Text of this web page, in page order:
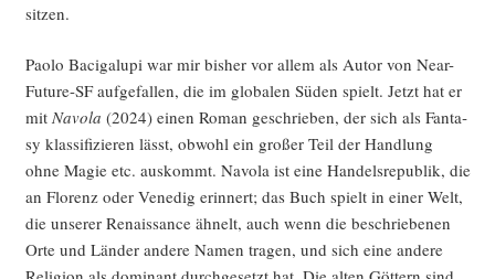
sitzen.
Pao­lo Baci­g­alu­pi war mir bis­her vor allem als Autor von Near-
Future-SF auf­ge­fal­len, die im glo­ba­len Süden spielt. Jetzt hat er
mit Navo­la (2024) einen Roman geschrie­ben, der sich als Fan­ta­
sy klas­si­fi­zie­ren lässt, obwohl ein gro­ßer Teil der Hand­lung
ohne Magie etc. aus­kommt. Navo­la ist eine Han­dels­re­pu­blik, die
an Flo­renz oder Vene­dig erin­nert; das Buch spielt in einer Welt,
die unse­rer Renais­sance ähnelt, auch wenn die beschrie­be­nen
Orte und Län­der ande­re Namen tra­gen, und sich eine ande­re